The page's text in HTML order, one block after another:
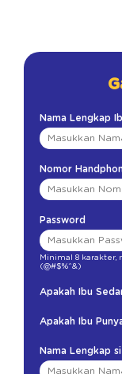
Nama Lengkap
Nomor
Password
Minimal 8 karakter,
(@#$%^&)
Apakah Ibu
Apakah Ibu
Nama Lengkap si